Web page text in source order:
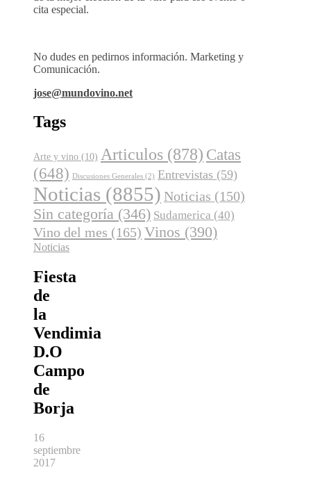
cita especial.
No dudes en pedirnos información. Marketing y
Comunicación.
jose@mundovino.net
Tags
Arte y vino (10) Articulos (878) Catas
(648) Discusiones Generales (2) Entrevistas (59)
Noticias (8855) Noticias (150)
Sin categoría (346) Sudamerica (40)
Vino del mes (165) Vinos (390)
Noticias
Fiesta
de
la
Vendimia
D.O
Campo
de
Borja
16
septiembre
2017